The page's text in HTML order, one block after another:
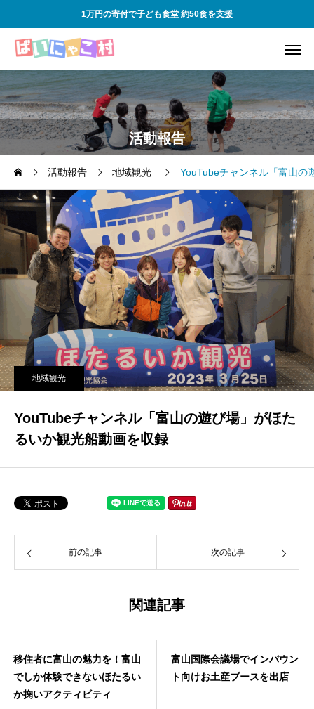
1万円の寄付で子ども食堂 約50食を支援
活動報告
活動報告 地域観光 YouTubeチャンネル「富山の
地域観光
YouTubeチャンネル「富山の遊び場」がほた
るいか観光船動画を収録
前の記事 次の記事
関連記事
移住者に富山の魅力を！富山
でしか体験できないほたるい
か掬いアクティビティ
富山国際会議場でインバウン
ト向けお土産ブースを出店